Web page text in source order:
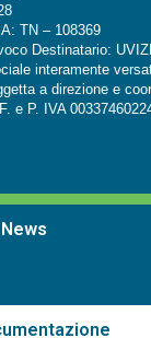
TN – 108369
Destinatario:
interamente
a direzione e
e P. IVA
News